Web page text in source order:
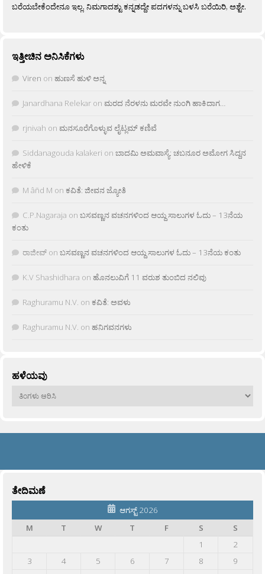
ಬರೆಯಬೇಕೆಂದೇನೂ ಇಲ್ಲ. ನಿಮಗಾದಶ್ಟು ಕನ್ನಡದ್ದೇ ಪದಗಳನ್ನು ಬಳಸಿ ಬರೆಯಿರಿ, ಅಶ್ಟೇ.
ಇತ್ತೀಚಿನ ಅನಿಸಿಕೆಗಳು
Viren on ಹುಣಸೆ ಹುಳಿ ಅನ್ನ
Janardhana Relekar on ಮರದ ನೆರಳನು ಮರವೇ ನುಂಗಿ ಹಾಕಿದಾಗ…
rjnivah on ಮನಸೂರೆಗೊಳ್ಳುವ ಲೈಟ್ಲಮ್ ಕಣಿವೆ
Siddanagouda kalakeri on ಬಾದಮಿ ಅಮವಾಸ್ಯೆ: ಚಬನೂರ ಅಮೋಗ ಸಿದ್ದನ
ಹೇಳಿಕೆ
M âñd M on ಕವಿತೆ: ಜೀವನ ಜ್ಯೋತಿ
C.P.Nagaraja on ಬಸವಣ್ಣನ ವಚನಗಳಿಂದ ಆಯ್ದ ಸಾಲುಗಳ ಓದು – 13ನೆಯ
ಕಂತು
ರಾಜೀವ್ on ಬಸವಣ್ಣನ ವಚನಗಳಿಂದ ಆಯ್ದ ಸಾಲುಗಳ ಓದು – 13ನೆಯ ಕಂತು
K.V Shashidhara on ಹೊನಲುವಿಗೆ 11 ವರುಶ ತುಂಬಿದ ನಲಿವು
Raghuramu N.V. on ಕವಿತೆ: ಅವಳು
Raghuramu N.V. on ಹನಿಗವನಗಳು
ಹಳೆಯವು
ಹಳೆಯವು
ತೇದಿಮಣೆ
ಆಗಸ್ಟ್ 2026
M
T W T F S
S
1
2
3
4 5 6 7 8
9